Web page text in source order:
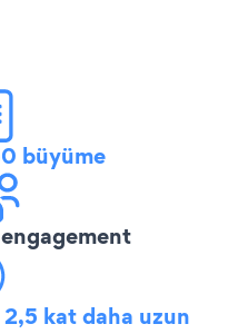
büyüme
2,5 kat daha uzun